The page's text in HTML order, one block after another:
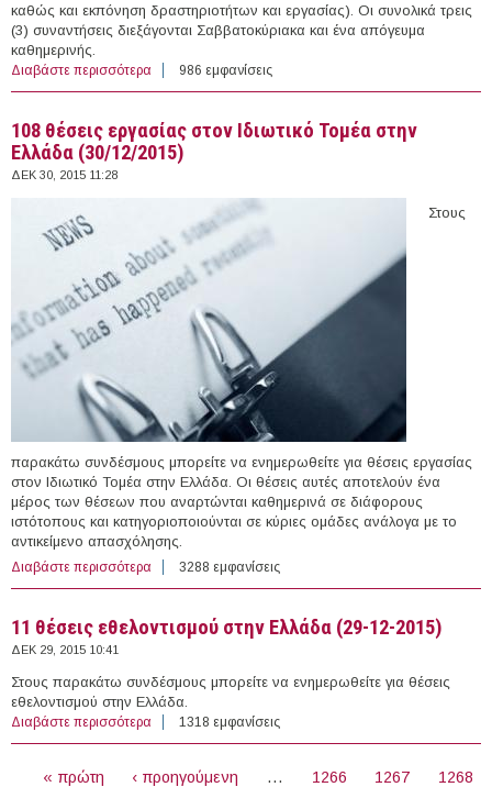
καθώς και εκπόνηση δραστηριοτήτων και εργασίας). Οι συνολικά τρεις
(3) συναντήσεις διεξάγονται Σαββατοκύριακα και ένα απόγευμα
καθημερινής.
Διαβάστε περισσότερα για 1/2-15/05/2016-Επιμορφωτικό Πρόγραμμα για
εκπαιδευτικούς Φυσικών Επιστημών με τίτλο:
Διαδίκτυο)
986 εμφανίσεις
108 θέσεις εργασίας στον Ιδιωτικό Τομέα στην
Ελλάδα (30/12/2015)
ΔΕΚ 30, 2015 11:28
Στους
παρακάτω συνδέσμους μπορείτε να ενημερωθείτε για θέσεις εργασίας
στον Ιδιωτικό Τομέα στην Ελλάδα. Οι θέσεις αυτές αποτελούν ένα
μέρος των θέσεων που αναρτώνται καθημερινά σε διάφορους
ιστότοπους και κατηγοριοποιούνται σε κύριες ομάδες ανάλογα με το
αντικείμενο απασχόλησης.
Διαβάστε περισσότερα για 108 θέσεις εργασίας στον Ιδιωτικό Τομέα στην
Ελλάδα (30/12/2015)
3288 εμφανίσεις
11 θέσεις εθελοντισμού στην Ελλάδα (29-12-2015)
ΔΕΚ 29, 2015 10:41
Στους παρακάτω συνδέσμους μπορείτε να ενημερωθείτε για θέσεις
εθελοντισμού στην Ελλάδα.
Διαβάστε περισσότερα για 11 θέσεις εθελοντισμού στην Ελλάδα (29-12-2015)
1318 εμφανίσεις
« πρώτη ‹ προηγούμενη … 1266 1267
1268